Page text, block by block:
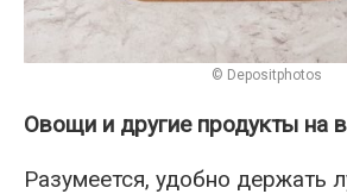
© Depositphotos
Овощи и другие продукты на
Разумеется, удобно держать